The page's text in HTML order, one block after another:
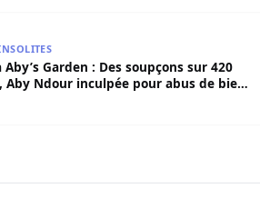
Garden : Des soupçons sur 420
Aby Ndour inculpée pour abus de biens